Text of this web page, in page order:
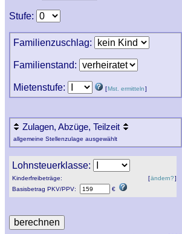
Stufe:
Familienzuschlag:
Familienstand:
Mietenstufe: [Mst. ermitteln]
Zulagen, Abzüge, Teilzeit
allgemeine Stellenzulage ausgewählt
Lohnsteuerklasse:
Kinderfreibeträge:
Basisbetrag PKV/PPV: €
[ändern?]